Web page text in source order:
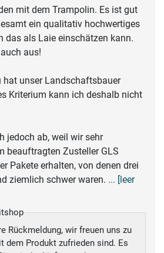
mit dem Trampolin. Es ist gut
ein qualitativ hochwertiges
das als Laie einschätzen kann.
aus!
hat unser Landschaftsbauer
Kriterium kann ich deshalb nicht
jedoch ab, weil wir sehr
beauftragten Zusteller GLS
Pakete erhalten, von denen drei
ziemlich schwer waren. ... [leer
Rückmeldung, wir freuen uns zu
dem Produkt zufrieden sind. Es